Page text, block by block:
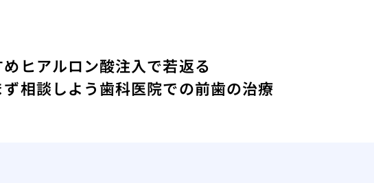
ヒアルロン酸注入で若返る
相談しよう歯科医院での前歯の治療